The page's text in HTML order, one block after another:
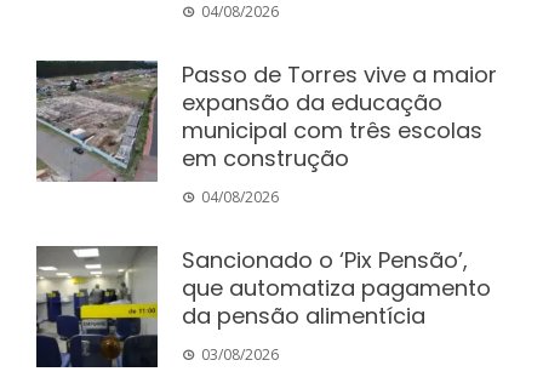
04/08/2026
Passo de Torres vive a maior
expansão da educação
municipal com três escolas
em construção
04/08/2026
Sancionado o ‘Pix Pensão’,
que automatiza pagamento
da pensão alimentícia
03/08/2026